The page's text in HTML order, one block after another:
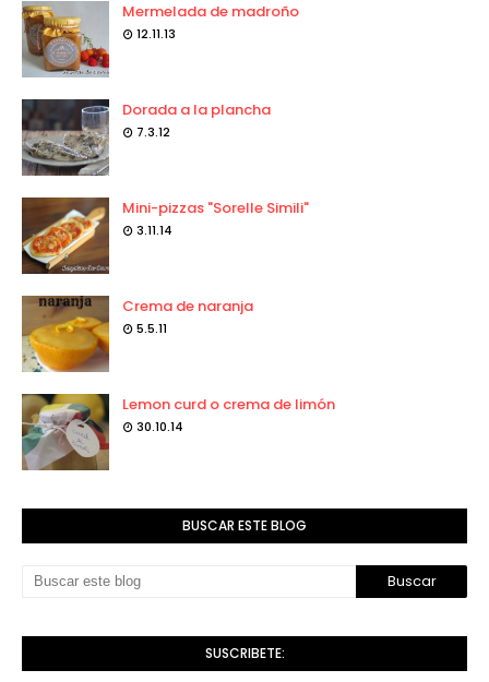
Mermelada de madroño
12.11.13
Dorada a la plancha
7.3.12
Mini-pizzas "Sorelle Simili"
3.11.14
Crema de naranja
5.5.11
Lemon curd o crema de limón
30.10.14
BUSCAR ESTE BLOG
SUSCRIBETE: